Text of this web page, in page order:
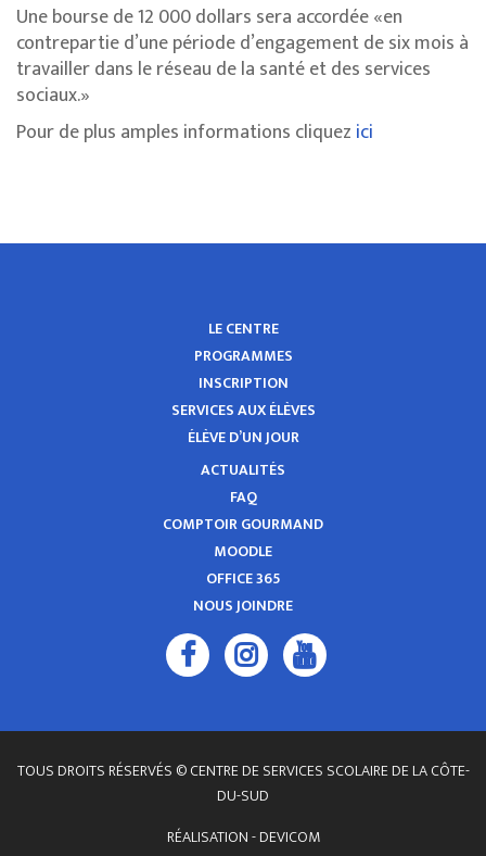
Une bourse de 12 000 dollars sera accordée «en
contrepartie d’une période d’engagement de six mois à
travailler dans le réseau de la santé et des services
sociaux.»
Pour de plus amples informations cliquez ici
LE CENTRE
PROGRAMMES
INSCRIPTION
SERVICES AUX ÉLÈVES
ÉLÈVE D’UN JOUR
ACTUALITÉS
FAQ
COMPTOIR GOURMAND
MOODLE
OFFICE 365
NOUS JOINDRE
TOUS DROITS RÉSERVÉS © CENTRE DE SERVICES SCOLAIRE DE LA CÔTE-
DU-SUD
RÉALISATION -DEVICOM